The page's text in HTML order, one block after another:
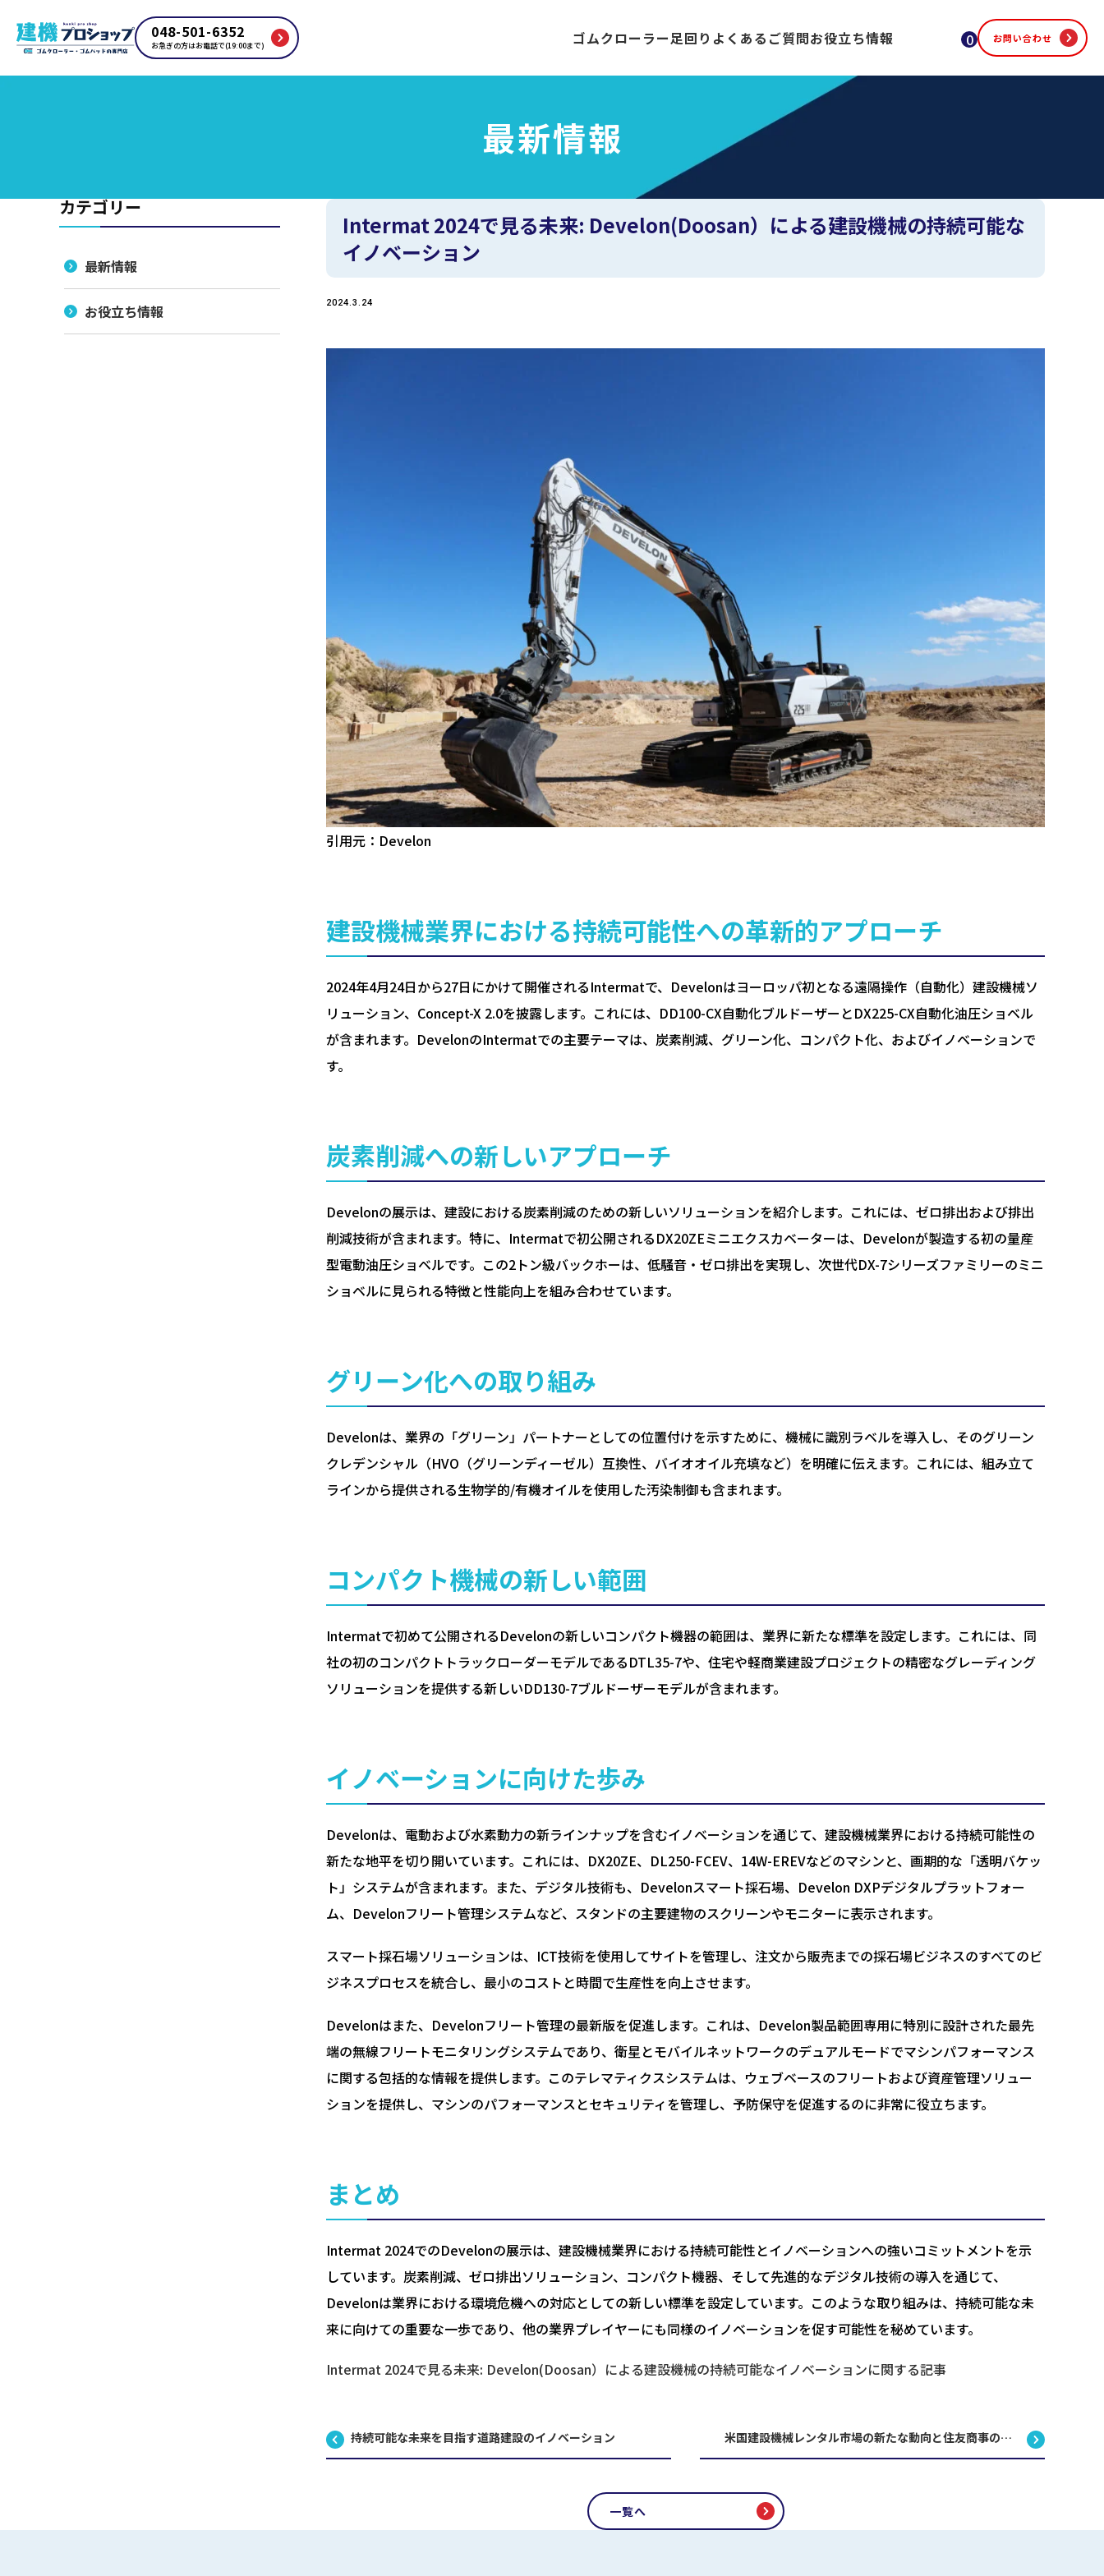
048-501-6352
お急ぎの方はお電話で(19:00まで) ゴムクローラー足回り よくあるご質問お役立ち情報 0 お問い合わせ
最新情報
Intermat 2024で見る未来: Develon(Doosan）による建設機械の持続可能な
イノベーション
2024.3.24
引用元：Develon
建設機械業界における持続可能性への革新的アプローチ
2024年4月24日から27日にかけて開催されるIntermatで、Develonはヨーロッパ初となる遠隔操作（自動化）建設機械ソ
リューション、Concept-X 2.0を披露します。これには、DD100-CX自動化ブルドーザーとDX225-CX自動化油圧ショベル
が含まれます。DevelonのIntermatでの主要テーマは、炭素削減、グリーン化、コンパクト化、およびイノベーションで
す。
炭素削減への新しいアプローチ
Develonの展示は、建設における炭素削減のための新しいソリューションを紹介します。これには、ゼロ排出および排出
削減技術が含まれます。特に、Intermatで初公開されるDX20ZEミニエクスカベーターは、Develonが製造する初の量産
型電動油圧ショベルです。この2トン級バックホーは、低騒音・ゼロ排出を実現し、次世代DX-7シリーズファミリーのミニ
ショベルに見られる特徴と性能向上を組み合わせています。
グリーン化への取り組み
Develonは、業界の「グリーン」パートナーとしての位置付けを示すために、機械に識別ラベルを導入し、そのグリーン
クレデンシャル（HVO（グリーンディーゼル）互換性、バイオオイル充填など）を明確に伝えます。これには、組み立て
ラインから提供される生物学的/有機オイルを使用した汚染制御も含まれます。
コンパクト機械の新しい範囲
Intermatで初めて公開されるDevelonの新しいコンパクト機器の範囲は、業界に新たな標準を設定します。これには、同
社の初のコンパクトトラックローダーモデルであるDTL35-7や、住宅や軽商業建設プロジェクトの精密なグレーディング
ソリューションを提供する新しいDD130-7ブルドーザーモデルが含まれます。
イノベーションに向けた歩み
Develonは、電動および水素動力の新ラインナップを含むイノベーションを通じて、建設機械業界における持続可能性の
新たな地平を切り開いています。これには、DX20ZE、DL250-FCEV、14W-EREVなどのマシンと、画期的な「透明バケッ
ト」システムが含まれます。また、デジタル技術も、Develonスマート採石場、Develon DXPデジタルプラットフォー
ム、Develonフリート管理システムなど、スタンドの主要建物のスクリーンやモニターに表示されます。
スマート採石場ソリューションは、ICT技術を使用してサイトを管理し、注文から販売までの採石場ビジネスのすべてのビ
ジネスプロセスを統合し、最小のコストと時間で生産性を向上させます。
Develonはまた、Develonフリート管理の最新版を促進します。これは、Develon製品範囲専用に特別に設計された最先
端の無線フリートモニタリングシステムであり、衛星とモバイルネットワークのデュアルモードでマシンパフォーマンス
に関する包括的な情報を提供します。このテレマティクスシステムは、ウェブベースのフリートおよび資産管理ソリュー
ションを提供し、マシンのパフォーマンスとセキュリティを管理し、予防保守を促進するのに非常に役立ちます。
まとめ
Intermat 2024でのDevelonの展示は、建設機械業界における持続可能性とイノベーションへの強いコミットメントを示
しています。炭素削減、ゼロ排出ソリューション、コンパクト機器、そして先進的なデジタル技術の導入を通じて、
Develonは業界における環境危機への対応としての新しい標準を設定しています。このような取り組みは、持続可能な未
来に向けての重要な一歩であり、他の業界プレイヤーにも同様のイノベーションを促す可能性を秘めています。
Intermat 2024で見る未来: Develon(Doosan）による建設機械の持続可能なイノベーションに関する記事
持続可能な未来を目指す道路建設のイノベーション 米国建設機械レンタル市場の新たな動向と住友商事の戦略的動き
一覧へ
カテゴリー
最新情報
お役立ち情報